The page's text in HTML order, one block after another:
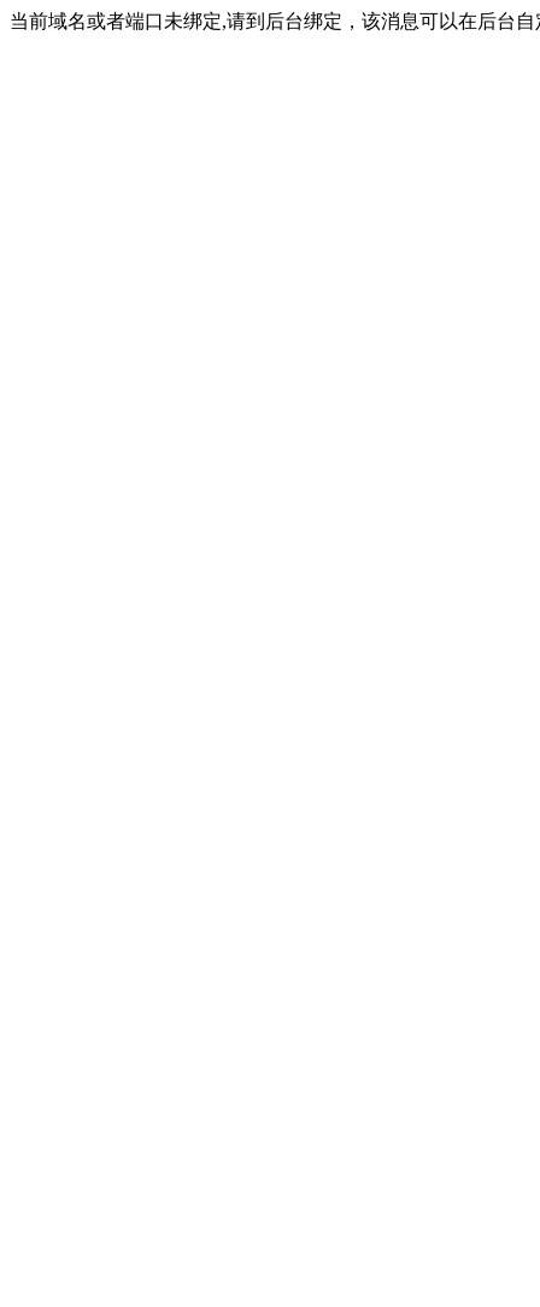
当前域名或者端口未绑定,请到后台绑定，该消息可以在后台自